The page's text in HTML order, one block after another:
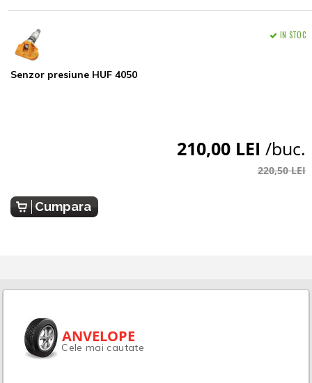
Senzor presiune HUF 4050
IN STOC
210,00 LEI /buc.
220,50 LEI
Cumpara
ANVELOPE
Cele mai cautate